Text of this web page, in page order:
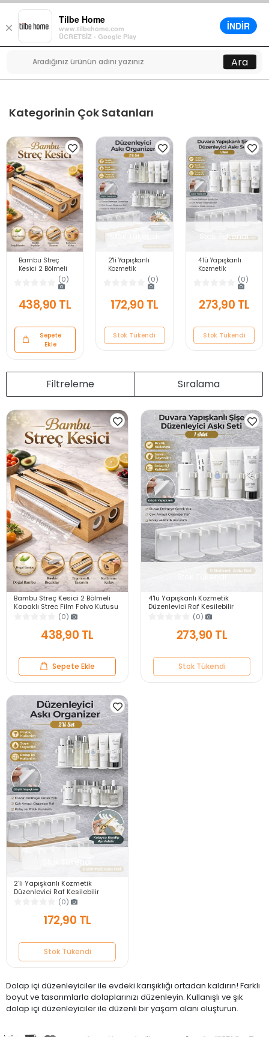
×
Tilbe Home
www.tilbehome.com
ÜCRETSİZ - Google Play
İNDİR
Menü
0
Ara
Kategorinin Çok Satanları
Bambu Streç
Kesici 2 Bölmeli
Kapaklı Streç Film
Organizer
Düzenleyici
(0)
438,90 TL
Sepete
Ekle
2'li Yapışkanlı
Kozmetik
Düzenleyici Raf
Kesilebilir Banyo
Bölmeli Şişe
Organizer
(0)
172,90 TL
Stok Tükendi
Stok Tükendi
4'lü Yapışkanlı
Kozmetik
Düzenleyici Raf
Kesilebilir Banyo
Bölmeli Şişe
Organizer
(0)
273,90 TL
Stok Tükendi
Filtreleme Sıralama
Bambu Streç Kesici 2 Bölmeli
Kapaklı Streç Film Folyo Kutusu
Mutfak Dolap İçi Organizer
(0)
438,90 TL
Sepete Ekle
Stok Tükendi
4'lü Yapışkanlı Kozmetik
Düzenleyici Raf Kesilebilir
Banyo Dolap İçi Gizli 5 Bölmeli
Şişe Organizer
(0)
273,90 TL
Stok Tükendi
2'li Yapışkanlı Kozmetik
Düzenleyici Raf Kesilebilir
Banyo Dolap İçi Gizli 5 Bölmeli
Şişe Organizer
(0)
172,90 TL
Stok Tükendi
Dolap içi düzenleyiciler ile evdeki karışıklığı ortadan kaldırın! Farklı
boyut ve tasarımlarla dolaplarınızı düzenleyin. Kullanışlı ve şık
dolap içi düzenleyiciler ile düzenli bir yaşam alanı oluşturun.